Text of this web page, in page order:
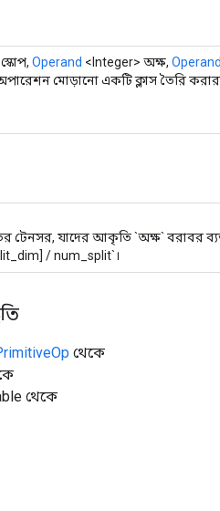
স্কোপ, Operand <Integer> অক্ষ,
মোড়ানো একটি ক্লাস তৈরি করার
টেনসর, যাদের আকৃতি `অক্ষ` বরাবর
/ num_split`।
থেকে
থেকে